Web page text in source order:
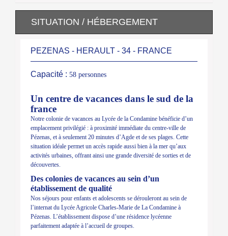
SITUATION / HÉBERGEMENT
PEZENAS - HERAULT - 34 - FRANCE
Capacité : 58 personnes
Un centre de vacances dans le sud de la
france
Notre colonie de vacances au Lycée de la Condamine bénéficie d’un
emplacement privilégié : à proximité immédiate du centre-ville de
Pézenas, et à seulement 20 minutes d’Agde et de ses plages. Cette
situation idéale permet un accès rapide aussi bien à la mer qu’aux
activités urbaines, offrant ainsi une grande diversité de sorties et de
découvertes.
Des colonies de vacances au sein d’un
établissement de qualité
Nos séjours pour enfants et adolescents se dérouleront au sein de
l’internat du Lycée Agricole Charles-Marie de La Condamine à
Pézenas. L’établissement dispose d’une résidence lycéenne
parfaitement adaptée à l’accueil de groupes.